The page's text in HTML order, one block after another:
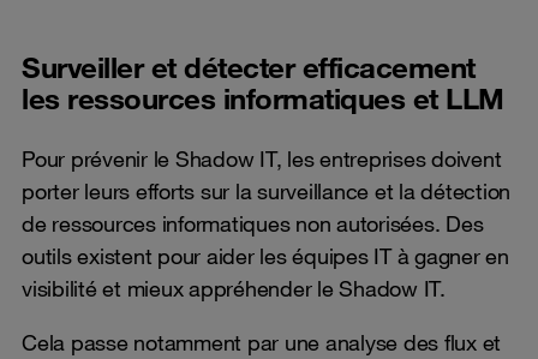
Surveiller et détecter efficacement
les ressources informatiques et LLM
Pour prévenir le Shadow IT, les entreprises doivent
porter leurs efforts sur la surveillance et la détection
de ressources informatiques non autorisées. Des
outils existent pour aider les équipes IT à gagner en
visibilité et mieux appréhender le Shadow IT.
Cela passe notamment par une analyse des flux et